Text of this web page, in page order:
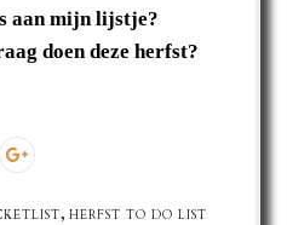
aan mijn lijstje?
doen deze herfst?
,HERFST TO DO LIST